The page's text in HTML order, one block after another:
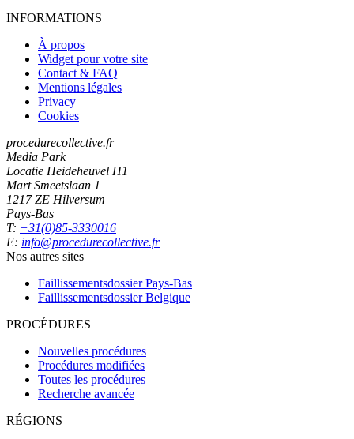
INFORMATIONS
À propos
Widget pour votre site
Contact & FAQ
Mentions légales
Privacy
Cookies
procedurecollective.fr
Media Park
Locatie Heideheuvel H1
Mart Smeetslaan 1
1217 ZE Hilversum
Pays-Bas
T: +31(0)85-3330016
E: info@procedurecollective.fr
Nos autres sites
Faillissementsdossier Pays-Bas
Faillissementsdossier Belgique
PROCÉDURES
Nouvelles procédures
Procédures modifiées
Toutes les procédures
Recherche avancée
RÉGIONS